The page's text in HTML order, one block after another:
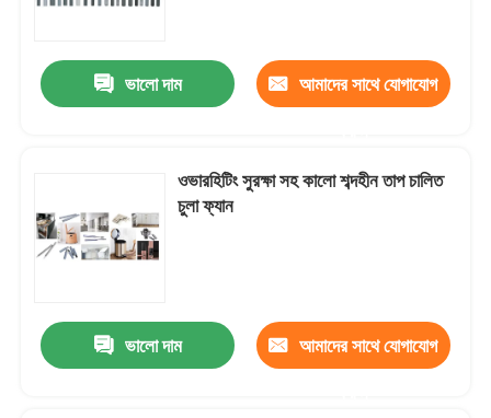
বাড়ি
ভালো দাম আমাদের সাথে যোগাযোগ
ওভারহিটিং সুরক্ষা সহ কালো শব্দহীন তাপ চালিত
চুলা ফ্যান
ভালো দাম আমাদের সাথে যোগাযোগ